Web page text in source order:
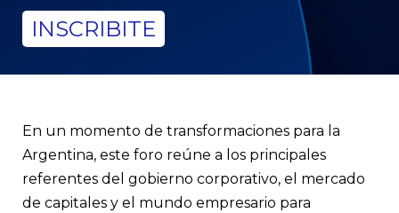
INSCRIBITE
En un momento de transformaciones para la
Argentina, este foro reúne a los principales
referentes del gobierno corporativo, el mercado
de capitales y el mundo empresario para